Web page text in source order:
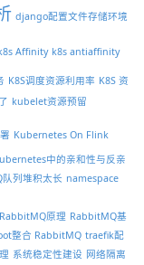
django配置文件存储环境
Affinity k8s antiaffinity
K8S调度资源利用率 K8S 资
kubelet资源预留
Kubernetes On Flink
中的亲和性与反亲
队列堆积太长 namespace
RabbitMQ原理 RabbitMQ基
整合 RabbitMQ traefik配
系统稳定性建设 网络隔离